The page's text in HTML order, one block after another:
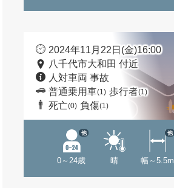
2024年11月22日(金)16:00
八千代市大和田 付近
人対車両 事故
普通乗用車(1) 歩行者(1)
死亡(0) 負傷(1)
0～24歳
他
晴 幅～5.5m
他